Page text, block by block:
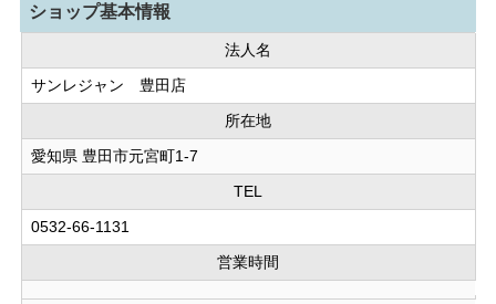
ショップ基本情報
法人名
サンレジャン 豊田店
所在地
愛知県 豊田市元宮町1-7
TEL
0532-66-1131
営業時間